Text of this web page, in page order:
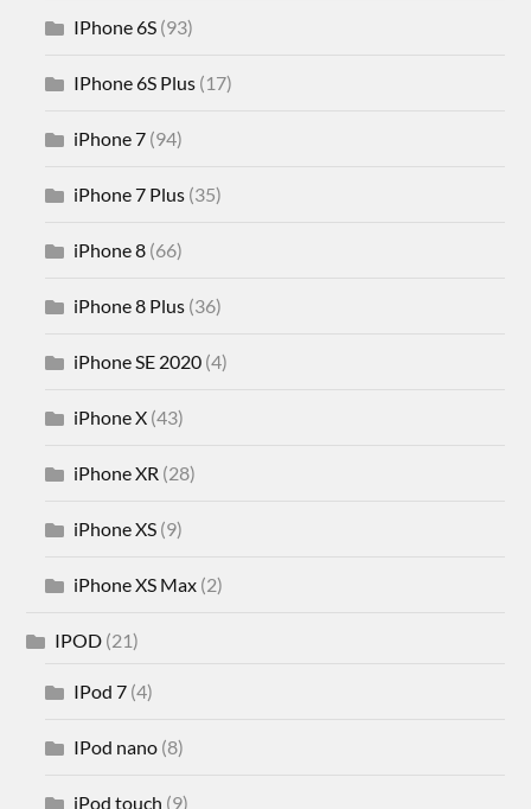
IPhone 6S (93)
IPhone 6S Plus (17)
iPhone 7 (94)
iPhone 7 Plus (35)
iPhone 8 (66)
iPhone 8 Plus (36)
iPhone SE 2020 (4)
iPhone X (43)
iPhone XR (28)
iPhone XS (9)
iPhone XS Max (2)
IPOD (21)
IPod 7 (4)
IPod nano (8)
iPod touch (9)